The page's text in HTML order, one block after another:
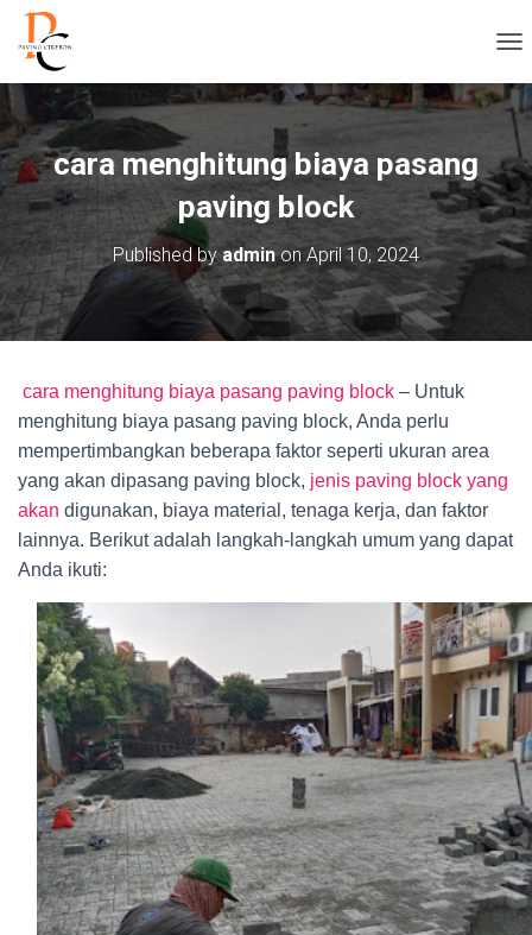
O
G
G
E
N
A
V
I
cara menghitung biaya pasang
paving block
Published byadminonApril 10, 2024
cara menghitung biaya pasang paving block – Untuk
menghitung biaya pasang paving block, Anda perlu
mempertimbangkan beberapa faktor seperti ukuran area
yang akan dipasang paving block, jenis paving block yang
akan digunakan, biaya material, tenaga kerja, dan faktor
lainnya. Berikut adalah langkah-langkah umum yang dapat
Anda ikuti: